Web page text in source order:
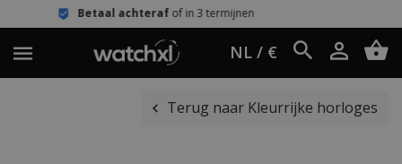
achterafof in 3 termijnen
NL / €
Terug naar Kleurrijke horloges